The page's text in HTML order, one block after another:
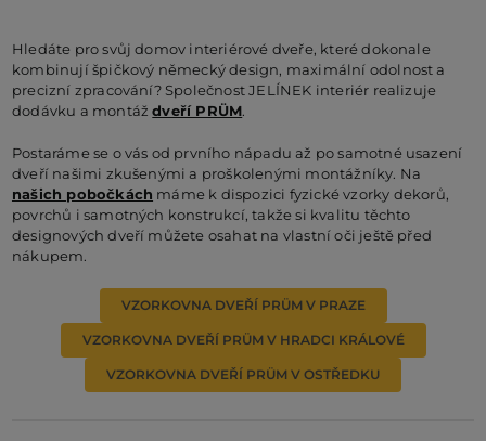
Hledáte pro svůj domov interiérové dveře, které dokonale
kombinují špičkový německý design, maximální odolnost a
precizní zpracování? Společnost JELÍNEK interiér realizuje
dodávku a montáždveří PRÜM.
Postaráme se o vás od prvního nápadu až po samotné usazení
dveří našimi zkušenými a proškolenými montážníky. Na
našich pobočkách máme k dispozici fyzické vzorky dekorů,
povrchů i samotných konstrukcí, takže si kvalitu těchto
designových dveří můžete osahat na vlastní oči ještě před
nákupem.
VZORKOVNA DVEŘÍ PRÜM V PRAZE
VZORKOVNA DVEŘÍ PRÜM V HRADCI KRÁLOVÉ
VZORKOVNA DVEŘÍ PRÜM V OSTŘEDKU